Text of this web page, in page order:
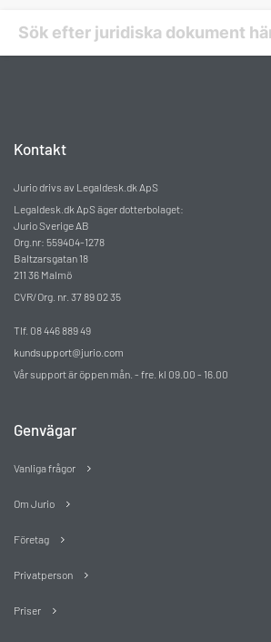
Kontakt
Jurio drivs av Legaldesk.dk ApS
Legaldesk.dk ApS äger dotterbolaget:
Jurio Sverige AB
Org.nr: 559404-1278
Baltzarsgatan 18
211 36 Malmö
CVR/Org. nr. 37 89 02 35
Tlf. 08 446 889 49
kundsupport@jurio.com
Vår support är öppen mån. - fre. kl 09.00 - 16.00
Genvägar
Vanliga frågor
Om Jurio
Företag
Privatperson
Priser